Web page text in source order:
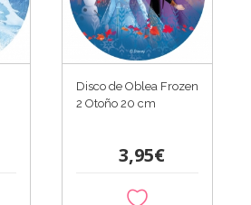
Disco de Oblea Frozen
2 Otoño 20 cm
3,95€